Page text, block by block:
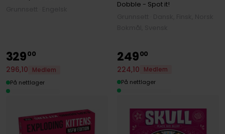
Dobble - Spot it!
32900
296,10
Medlem
På nettlager
24900
224,10
Medlem
På nettlager